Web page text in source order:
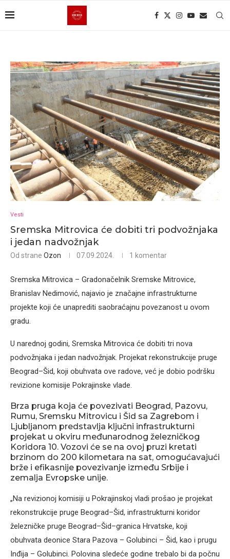
Vesti
Sremska Mitrovica će dobiti tri podvožnjaka
i jedan nadvožnjak
Od strane Ozon 07.09.2024. 1 komentar
Sremska Mitrovica – Gradonačelnik Sremske Mitrovice,
Branislav Nedimović, najavio je značajne infrastrukturne
projekte koji će unaprediti saobraćajnu povezanost u ovom
gradu.
U narednoj godini, Sremska Mitrovica će dobiti tri nova
podvožnjaka i jedan nadvožnjak. Projekat rekonstrukcije pruge
Beograd–Šid, koji obuhvata ove radove, već je dobio podršku
revizione komisije Pokrajinske vlade.
Brza pruga koja će povezivati Beograd, Pazovu,
Rumu, Sremsku Mitrovicu i Šid sa Zagrebom i
Ljubljanom predstavlja ključni infrastrukturni
projekat u okviru međunarodnog železničkog
Koridora 10. Vozovi će se na ovoj pruzi kretati
brzinom do 200 kilometara na sat, omogućavajući
brže i efikasnije povezivanje između Srbije i
zemalja Evropske unije.
„Na revizionoj komisiji u Pokrajinskoj vladi prošao je projekat
rekonstrukcije pruge Beograd–Šid, infrastrukturni koridor
železničke pruge Beograd–Šid–granica Hrvatske, koji
obuhvata deonice Stara Pazova – Golubinci – Šid, kao i prugu
Inđija – Golubinci. Polovina sledeće godine trebalo bi da počnu